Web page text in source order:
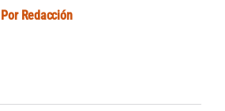
Por Redacción